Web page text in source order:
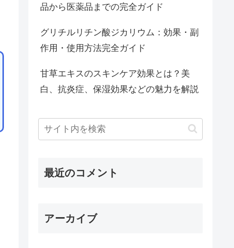
品から医薬品までの完全ガイド
グリチルリチン酸ジカリウム：効果・副
作用・使用方法完全ガイド
甘草エキスのスキンケア効果とは？美
白、抗炎症、保湿効果などの魅力を解説
最近のコメント
アーカイブ